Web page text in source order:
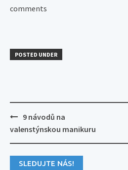
comments
POSTED UNDER
Post
navigation
9 návodů na
valenstýnskou manikuru
SLEDUJTE NÁS!